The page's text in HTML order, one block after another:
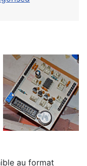
au format